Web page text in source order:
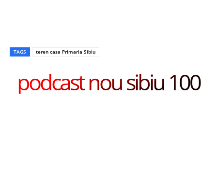
TAGS teren casa Primaria Sibiu
podcast nou sibiu 100